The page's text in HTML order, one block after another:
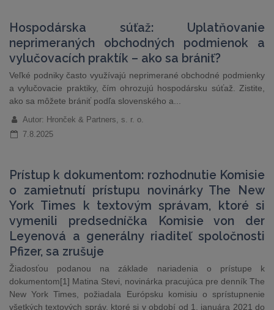
Hospodárska súťaž: Uplatňovanie
neprimeraných obchodných podmienok a
vylučovacích praktík – ako sa brániť?
Veľké podniky často využívajú neprimerané obchodné podmienky
a vylučovacie praktiky, čím ohrozujú hospodársku súťaž. Zistite,
ako sa môžete brániť podľa slovenského a...
Autor: Hronček & Partners, s. r. o.
7.8.2025
Prístup k dokumentom: rozhodnutie Komisie
o zamietnutí prístupu novinárky The New
York Times k textovým správam, ktoré si
vymenili predsedníčka Komisie von der
Leyenová a generálny riaditeľ spoločnosti
Pfizer, sa zrušuje
Žiadosťou podanou na základe nariadenia o prístupe k
dokumentom[1] Matina Stevi, novinárka pracujúca pre denník The
New York Times, požiadala Európsku komisiu o sprístupnenie
všetkých textových správ, ktoré si v období od 1. januára 2021 do